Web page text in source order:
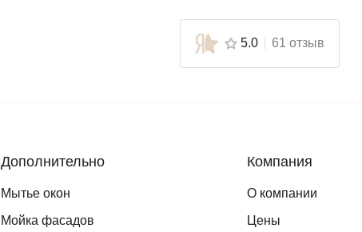
5.0 61 отзыв
Дополнительно
Мытье окон
Мойка фасадов
Компания
О компании
Цены